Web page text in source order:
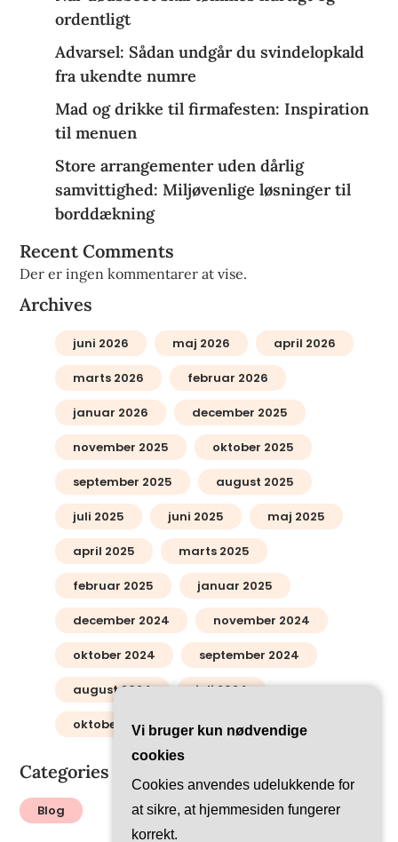
ordentligt
Advarsel: Sådan undgår du svindelopkald
fra ukendte numre
Mad og drikke til firmafesten: Inspiration
til menuen
Store arrangementer uden dårlig
samvittighed: Miljøvenlige løsninger til
borddækning
Recent Comments
Der er ingen kommentarer at vise.
Archives
juni 2026 maj 2026 april 2026
marts 2026 februar 2026
januar 2026 december 2025
november 2025 oktober 2025
september 2025 august 2025
juli 2025 juni 2025 maj 2025
april 2025 marts 2025
februar 2025 januar 2025
december 2024 november 2024
oktober 2024 september 2024
august 2024 juli 2024
oktober 2012
Categories
Blog
Vi bruger kun nødvendige
cookies
Cookies anvendes udelukkende for
at sikre, at hjemmesiden fungerer
korrekt.